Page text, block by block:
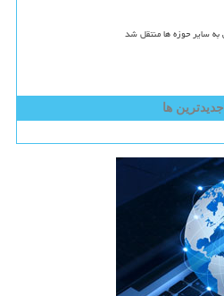
جدیدترین ها